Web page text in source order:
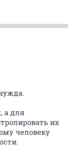
а для
их
человеку